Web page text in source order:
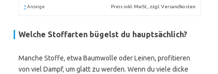
* Anzeige Preis inkl. MwSt., zzgl. Versandkosten
Welche Stoffarten bügelst du hauptsächlich?
Manche Stoffe, etwa Baumwolle oder Leinen, profitieren
von viel Dampf, um glatt zu werden. Wenn du viele dicke